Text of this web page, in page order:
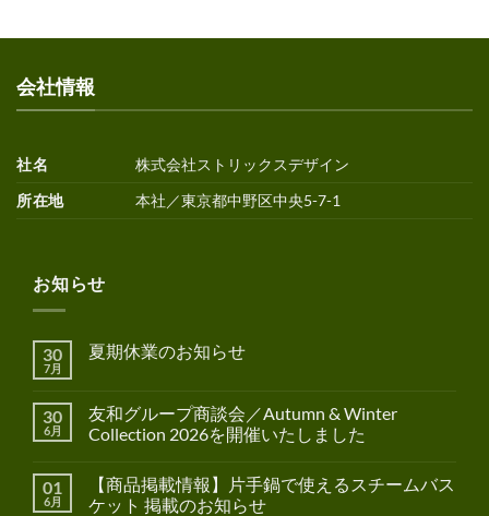
会社情報
社名
株式会社ストリックスデザイン
所在地
本社／東京都中野区中央5-7-1
お知らせ
30
7月
夏期休業のお知らせ
30
6月
友和グループ商談会／Autumn & Winter
Collection 2026を開催いたしました
01
6月
【商品掲載情報】片手鍋で使えるスチームバス
ケット 掲載のお知らせ